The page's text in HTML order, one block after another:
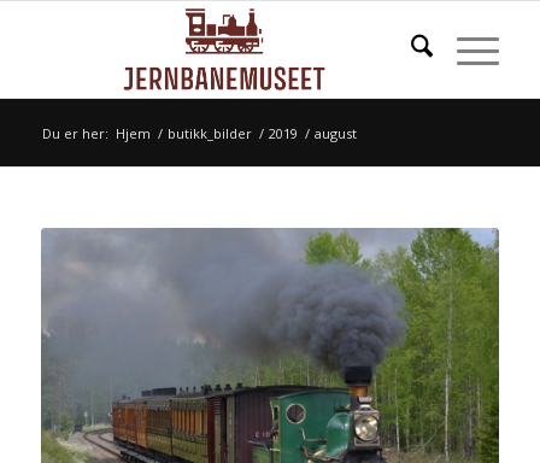
Du er her: Hjem / butikk_bilder / 2019 / august